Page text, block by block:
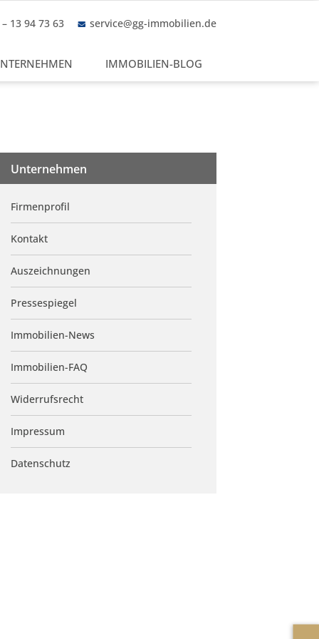
13 94 73 63 service@gg-immobilien.de
IMMOBILIEN-BLOG
Unternehmen
Firmenprofil
Kontakt
Auszeichnungen
Pressespiegel
Immobilien-News
Immobilien-FAQ
Widerrufsrecht
Impressum
Datenschutz